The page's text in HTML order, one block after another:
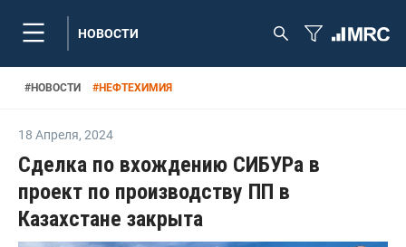
НОВОСТИ
#НОВОСТИ #НЕФТЕХИМИЯ
18 Апреля, 2024
Сделка по вхождению СИБУРа в
проект по производству ПП в
Казахстане закрыта